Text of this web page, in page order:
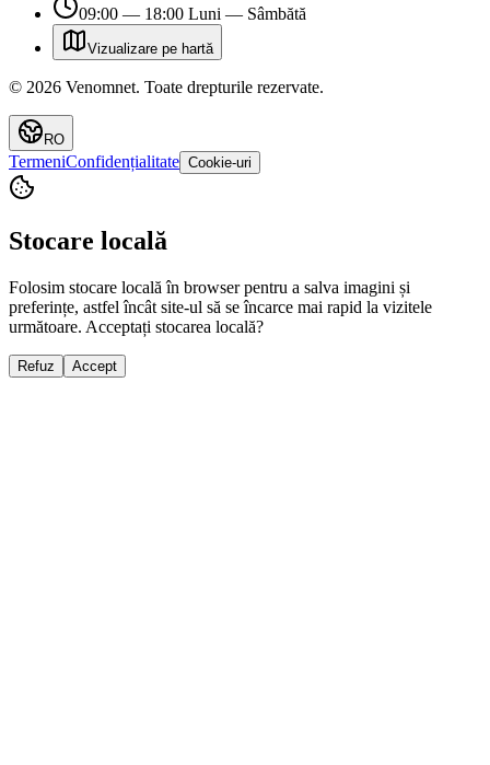
09:00 — 18:00 Luni — Sâmbătă
Vizualizare pe hartă
© 2026 Venomnet. Toate drepturile rezervate.
RO
TermeniConfidențialitate Cookie-uri
Stocare locală
Folosim stocare locală în browser pentru a salva imagini și
preferințe, astfel încât site-ul să se încarce mai rapid la vizitele
următoare. Acceptați stocarea locală?
Refuz Accept